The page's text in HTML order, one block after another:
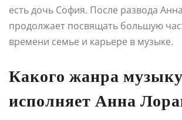
есть дочь София. После развода
продолжает посвящать большую
времени семье и карьере в музыке.
Какого жанра музыку
исполняет Анна